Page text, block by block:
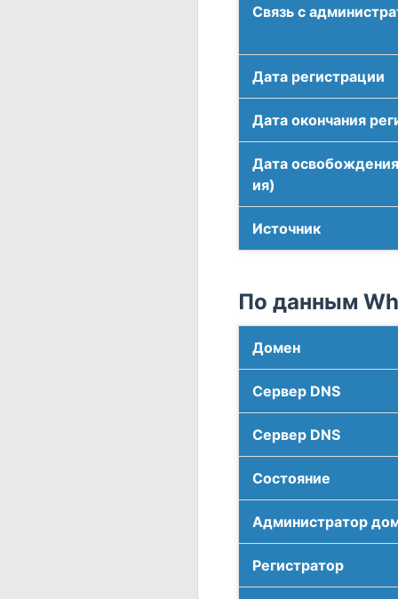
Связь с
Дата регистрации
Дата окончания
Дата
ия)
Источник
По данным
Домен
Сервер DNS
Сервер DNS
Соcтояние
Администратор
Регистратор